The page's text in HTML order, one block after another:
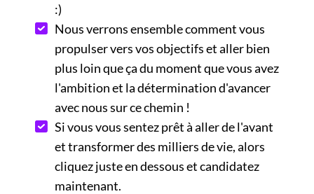
:)
Nous verrons ensemble comment vous
propulser vers vos objectifs et aller bien
plus loin que ça du moment que vous avez
l'ambition et la détermination d'avancer
avec nous sur ce chemin !
Si vous vous sentez prêt à aller de l'avant
et transformer des milliers de vie, alors
cliquez juste en dessous et candidatez
maintenant.